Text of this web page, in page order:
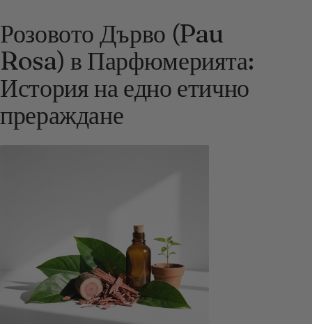
Розовото Дърво (Pau
Rosa) в Парфюмерията:
История на едно етично
прераждане